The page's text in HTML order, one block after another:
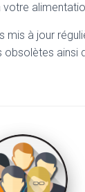
mis à jour
obsolètes ainsi